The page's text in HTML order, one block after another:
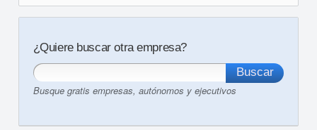
¿Quiere buscar otra empresa?
Busque gratis empresas, autónomos y ejecutivos